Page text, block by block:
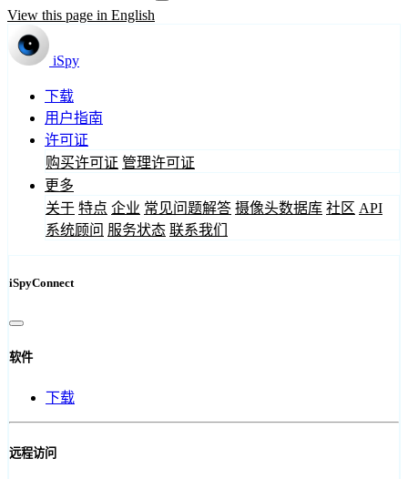
View this page in English
iSpy
下载
用户指南
许可证
购买许可证 管理许可证
更多
关于 特点 企业 常见问题解答 摄像头数据库 社区 API
系统顾问 服务状态 联系我们
iSpyConnect
软件
下载
远程访问